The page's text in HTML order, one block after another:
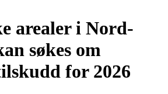
arealer i Nord-
søkes om
for 2026